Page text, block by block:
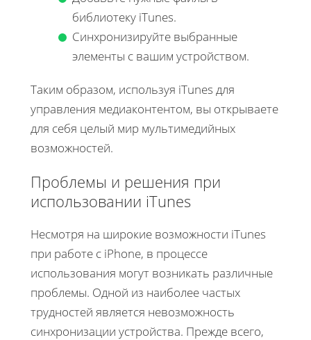
библиотеку iTunes.
Синхронизируйте выбранные
элементы с вашим устройством.
Таким образом, используя iTunes для
управления медиаконтентом, вы открываете
для себя целый мир мультимедийных
возможностей.
Проблемы и решения при
использовании iTunes
Несмотря на широкие возможности iTunes
при работе с iPhone, в процессе
использования могут возникать различные
проблемы. Одной из наиболее частых
трудностей является невозможность
синхронизации устройства. Прежде всего,